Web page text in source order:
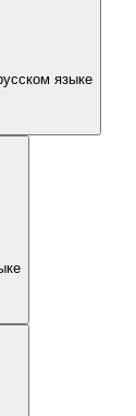
день · Vene keel - на русском языке